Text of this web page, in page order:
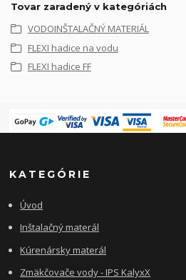
Tovar zaradený v kategóriách
VODOINŠTALAČNÝ MATERIÁL
FLEXI hadice na vodu
FLEXI hadice FF
KATEGÓRIE
Úvod
Inštalačný materál
Kúrenársky materál
Zmäkčovače vody - IPS KalyxX